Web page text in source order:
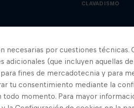
CLAVADISMO
necesarias por cuestiones técnicas.
adicionales (que incluyen aquellas de
fines de mercadotecnia y para
tu consentimiento mediante la
momento. Para mayor